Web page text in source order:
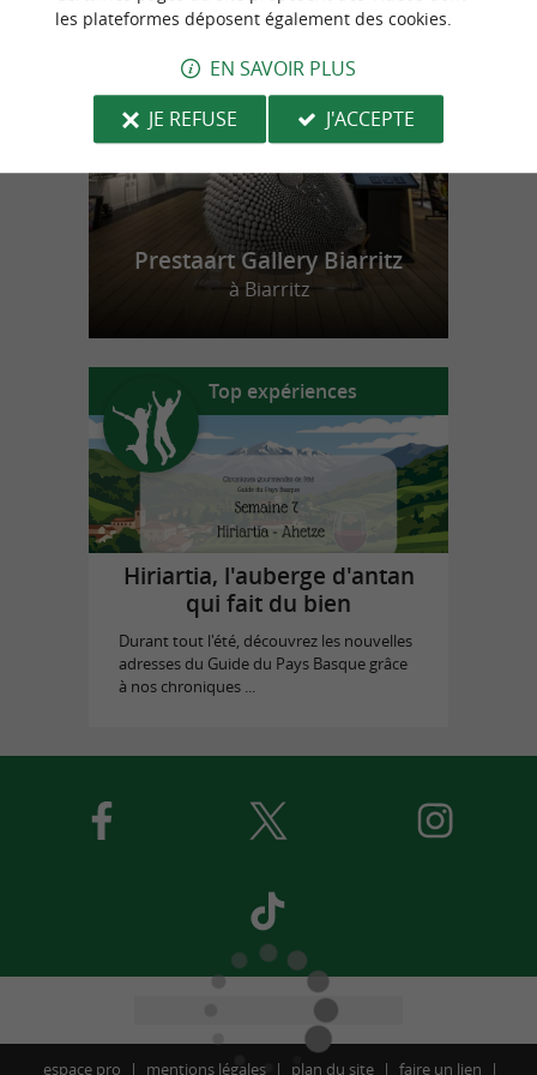
n
o
t
r
e
c
o
u
p
d
e
c
o
e
u
r
Prestaart Gallery Biarritz
à Biarritz
Top expériences
Hiriartia, l'auberge d'antan
qui fait du bien
Durant tout l'été, découvrez les nouvelles
adresses du Guide du Pays Basque grâce
à nos chroniques ...
espace pro mentions légales plan du site faire un lien
les plateformes déposent également des cookies.
EN SAVOIR PLUS
JE REFUSE
J'ACCEPTE